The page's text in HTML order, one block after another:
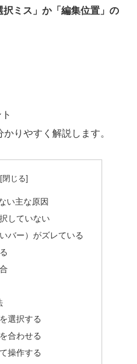
択ミス」か「編集位置」の
りやすく解説します。
い主な原因
していない
バー）がズレている
選択する
合わせる
操作する